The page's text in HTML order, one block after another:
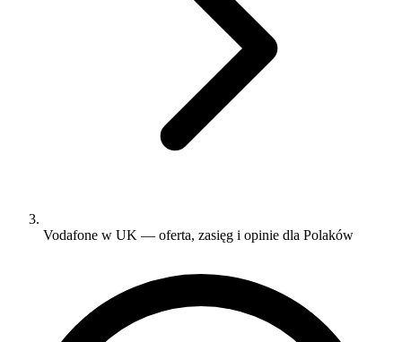
Vodafone w UK — oferta, zasięg i opinie dla Polaków